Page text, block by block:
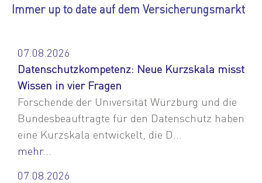
Immer up to date auf dem Versicherungsmarkt
07.08.2026
Datenschutzkompetenz: Neue Kurzskala misst
Wissen in vier Fragen
Forschende der Universität Würzburg und die
Bundesbeauftragte für den Datenschutz haben
eine Kurzskala entwickelt, die D...
mehr...
07.08.2026